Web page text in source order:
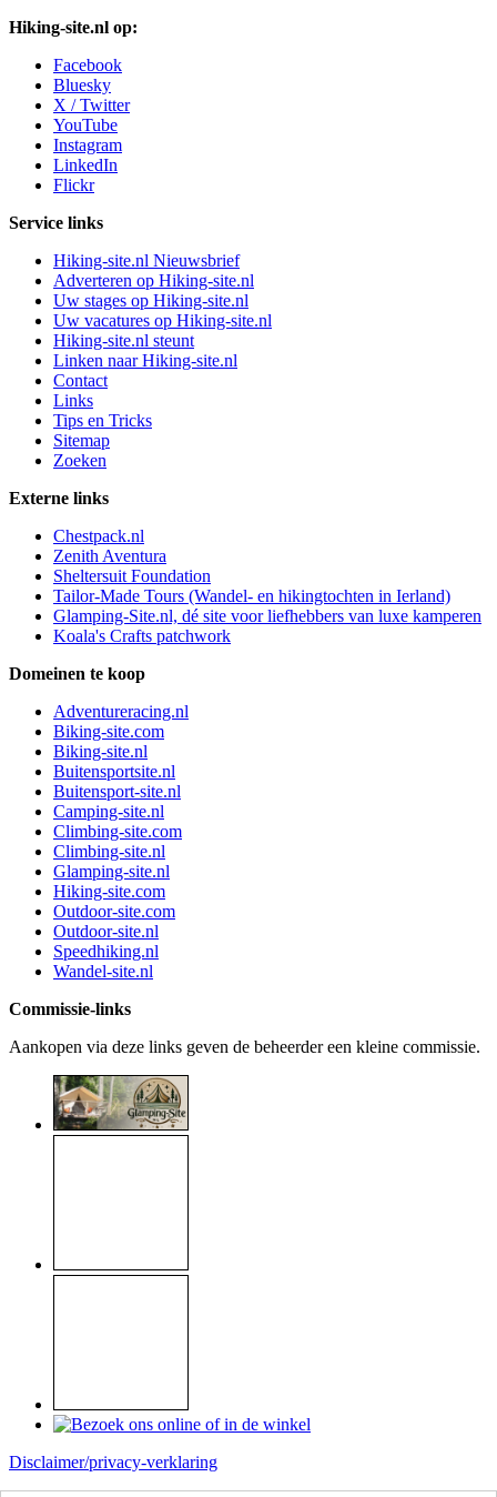
Hiking-site.nl op:
Facebook
Bluesky
X / Twitter
YouTube
Instagram
LinkedIn
Flickr
Service links
Hiking-site.nl Nieuwsbrief
Adverteren op Hiking-site.nl
Uw stages op Hiking-site.nl
Uw vacatures op Hiking-site.nl
Hiking-site.nl steunt
Linken naar Hiking-site.nl
Contact
Links
Tips en Tricks
Sitemap
Zoeken
Externe links
Chestpack.nl
Zenith Aventura
Sheltersuit Foundation
Tailor-Made Tours (Wandel- en hikingtochten in Ierland)
Glamping-Site.nl, dé site voor liefhebbers van luxe kamperen
Koala's Crafts patchwork
Domeinen te koop
Adventureracing.nl
Biking-site.com
Biking-site.nl
Buitensportsite.nl
Buitensport-site.nl
Camping-site.nl
Climbing-site.com
Climbing-site.nl
Glamping-site.nl
Hiking-site.com
Outdoor-site.com
Outdoor-site.nl
Speedhiking.nl
Wandel-site.nl
Commissie-links
Aankopen via deze links geven de beheerder een kleine commissie.
Disclaimer/privacy-verklaring